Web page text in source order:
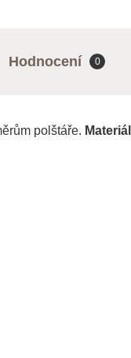
Hodnocení 0
polštáře. Materiál